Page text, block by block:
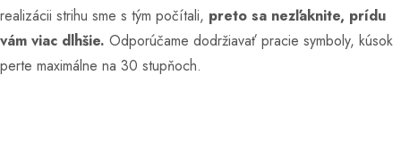
realizácii strihu sme s tým počítali, preto sa nezľaknite, prídu
vám viac dlhšie. Odporúčame dodržiavať pracie symboly, kúsok
perte maximálne na 30 stupňoch.